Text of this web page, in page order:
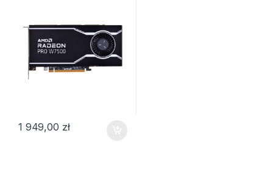
1 949,00 zł